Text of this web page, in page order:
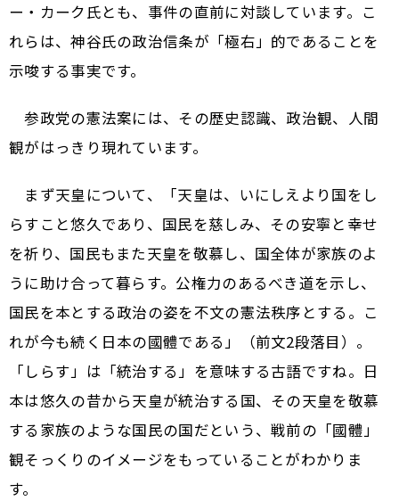
ー・カーク氏とも、事件の直前に対談しています。こ
れらは、神谷氏の政治信条が「極右」的であることを
示唆する事実です。
参政党の憲法案には、その歴史認識、政治観、人間
観がはっきり現れています。
まず天皇について、「天皇は、いにしえより国をし
らすこと悠久であり、国民を慈しみ、その安寧と幸せ
を祈り、国民もまた天皇を敬慕し、国全体が家族のよ
うに助け合って暮らす。公権力のあるべき道を示し、
国民を本とする政治の姿を不文の憲法秩序とする。こ
れが今も続く日本の國體である」（前文2段落目）。
「しらす」は「統治する」を意味する古語ですね。日
本は悠久の昔から天皇が統治する国、その天皇を敬慕
する家族のような国民の国だという、戦前の「國體」
観そっくりのイメージをもっていることがわかりま
す。